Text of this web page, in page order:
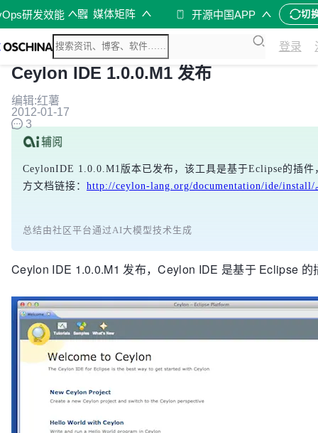
研发效能 媒体矩阵 开源中国APP 切
登录
Ceylon IDE 1.0.0.M1 发布
编辑:红薯
2012-01-17
3
CeylonIDE 1.0.0.M1版本已发布，该工具是基于Eclipse的插
方文档链接： http://ceylon-lang.org/documentation/ide/install/
总结由社区平台通过AI大模型技术生成
Ceylon IDE 1.0.0.M1 发布，Ceylon IDE 是基于 Eclipse